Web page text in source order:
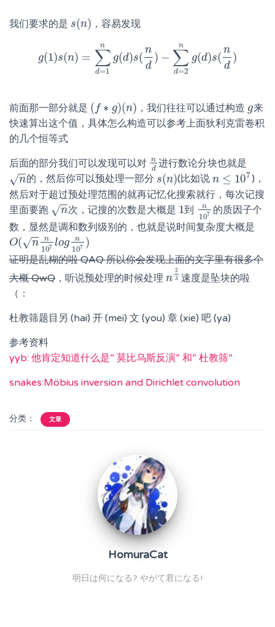
我们要求的是 s(n)
s(n) ，容易发现
g(1)s(n) = ∑
d=1
n
g(d)s(
n
d
) − ∑
d=2
n
g(d)s(
n
d
)
g(1)s(n)= ∑d =1 g(d)s(nd) −∑d = ng(d)s(nd )
前面那一部分就是 ( f ∗ g)(n)
( f∗g )(n) ，我们往往可以通过构造 g
g来
快速算出这个值，具体怎么构造可以参考上面狄利克雷卷积
的几个恒等式
后面的部分我们可以发现可以对 n
d
nd进行数论分块也就是
n
−
−
√
n 的，然后你可以预处理一部分 s(n)
s(n) (比如说 n ≤ 107
n≤107
)，
然后对于超过预处理范围的就再记忆化搜索就行，每次记搜
里面要跑
n
−
−
√
n 次，记搜的次数是大概是 1
1到 n
107
n107
的质因子个
数，显然是调和数列级别的，也就是说时间复杂度大概是
O( n
−
−
√ n
107 log n
107 )
O(nn107logn10 7
证明是乱糊的啦 QAQ 所以你会发现上面的文字里有很多个
大概 QwQ ，听说预处理的时候处理 n
2
3
n23速度是坠块的啦
（：
杜教筛题目另 (hai) 开 (mei) 文 (you) 章 (xie) 吧 (ya)
参考资料
yyb: 他肯定知道什么是” 莫比乌斯反演” 和” 杜教筛”
snakes:Möbius inversion and Dirichlet convolution
分类： 文章
HomuraCat
明日は何になる? やがて君になる!